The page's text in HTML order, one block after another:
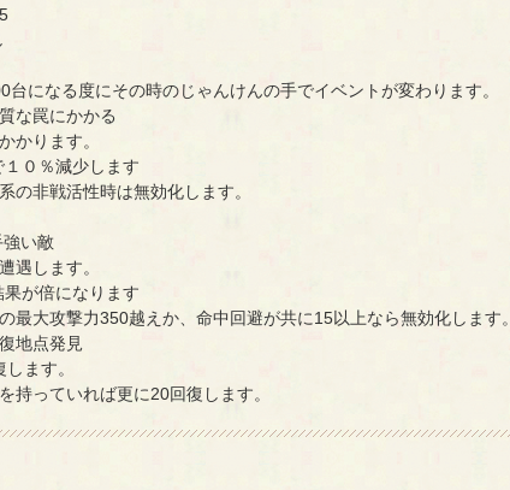
台になる度にその時のじゃんけんの手でイベントが変わります。
な罠にかかる
かります。
１０％減少します
の非戦活性時は無効化します。
強い敵
遇します。
果が倍になります
最大攻撃力350越えか、命中回避が共に15以上なら無効化します。
地点発見
ます。
持っていれば更に20回復します。